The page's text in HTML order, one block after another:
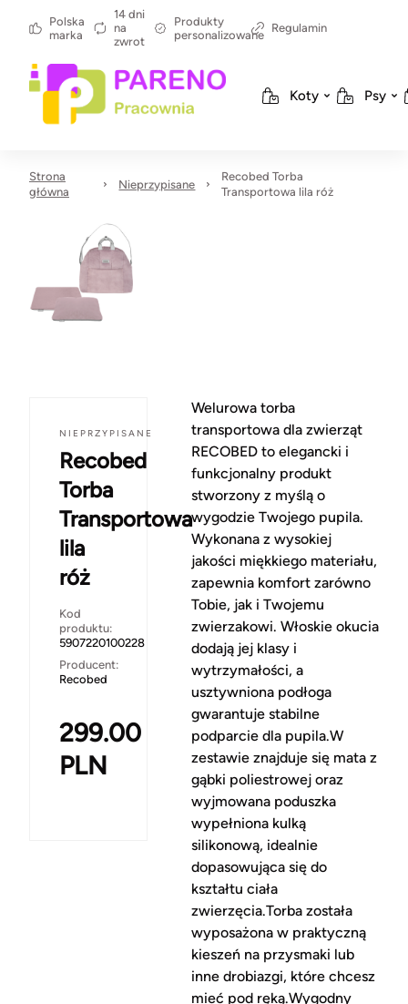
Polska
marka
14 dni
na
zwrot
Produkty
personalizowane Regulamin
Koty Psy
Strona
główna
Nieprzypisane
Recobed Torba
Transportowa lila róż
NIEPRZYPISANE
Recobed
Torba
Transportowa
lila
róż
Kod
produktu:
5907220100228
Producent:
Recobed
299.00
PLN
Welurowa torba
transportowa dla zwierząt
RECOBED to elegancki i
funkcjonalny produkt
stworzony z myślą o
wygodzie Twojego pupila.
Wykonana z wysokiej
jakości miękkiego materiału,
zapewnia komfort zarówno
Tobie, jak i Twojemu
zwierzakowi. Włoskie okucia
dodają jej klasy i
wytrzymałości, a
usztywniona podłoga
gwarantuje stabilne
podparcie dla pupila.W
zestawie znajduje się mata z
gąbki poliestrowej oraz
wyjmowana poduszka
wypełniona kulką
silikonową, idealnie
dopasowująca się do
kształtu ciała
zwierzęcia.Torba została
wyposażona w praktyczną
kieszeń na przysmaki lub
inne drobiazgi, które chcesz
mieć pod ręką.Wygodny